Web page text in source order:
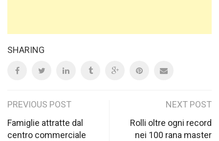
SHARING
Post
navigation
PREVIOUS POST
Famiglie attratte dal
centro commerciale
NEXT POST
Rolli oltre ogni record
nei 100 rana master